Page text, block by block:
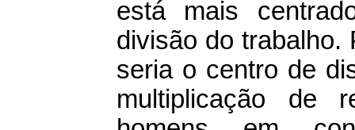
está mais
divisão do trabalho.
seria o centro de
multiplicação de